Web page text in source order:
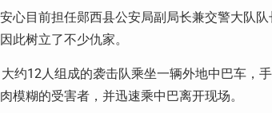
心目前担任郧西县公安局副局长兼交警大队
此树立了不少仇家。
约12人组成的袭击队乘坐一辆外地中巴车，
模糊的受害者，并迅速乘中巴离开现场。